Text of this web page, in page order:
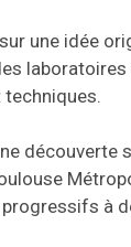
une idée
techniques.
à